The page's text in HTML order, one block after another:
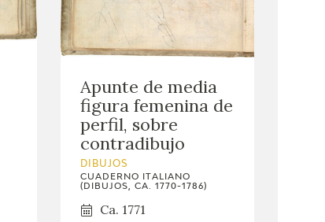
Apunte de media
figura femenina de
perfil, sobre
contradibujo
DIBUJOS
CUADERNO ITALIANO
(DIBUJOS, CA. 1770-1786)
Ca. 1771